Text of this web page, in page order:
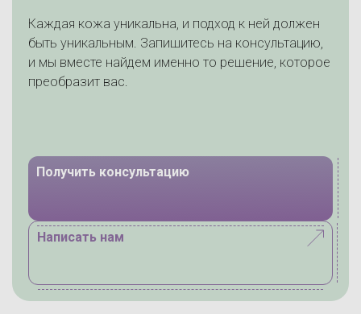
Каждая кожа уникальна, и подход к ней должен
быть уникальным. Запишитесь на консультацию,
и мы вместе найдем именно то решение, которое
преобразит вас.
Получить консультацию
Написать нам